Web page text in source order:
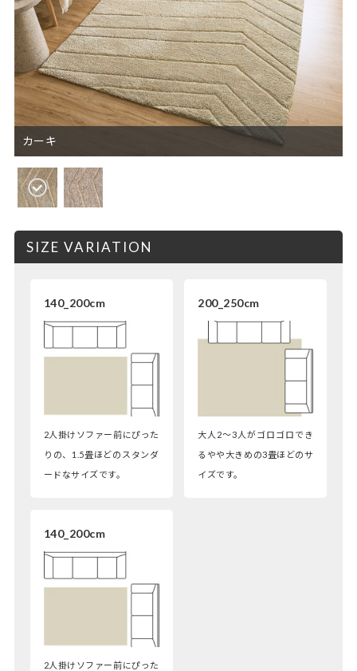
カーキ
SIZE VARIATION
140_200cm
2人掛けソファー前にぴった
りの、1.5畳ほどのスタンダ
ードなサイズです。
200_250cm
大人2～3人がゴロゴロでき
るやや大きめの3畳ほどのサ
イズです。
140_200cm
2人掛けソファー前にぴった